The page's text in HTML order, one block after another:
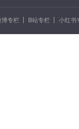
博专栏 B站专栏 小红书